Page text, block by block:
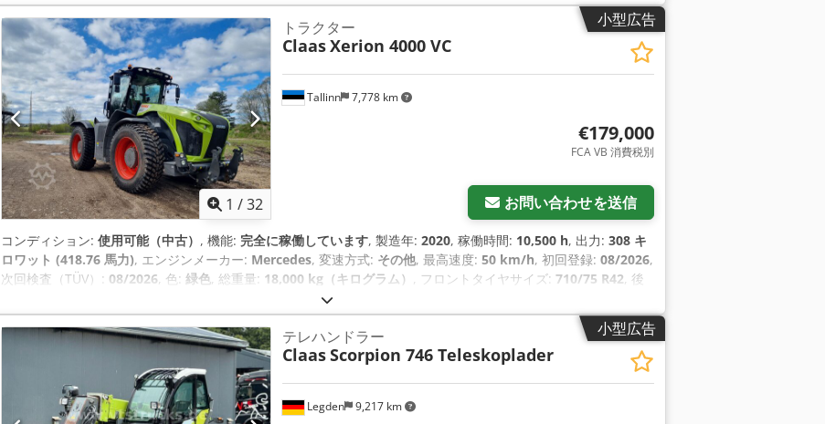
小型広告
1 /32
Tallinn 7,778 km
トラクター
ClaasXerion 4000 VC
€179,000
FCA VB 消費税別
お問い合わせを送信
コンディション: 使用可能（中古） , 機能: 完全に稼働しています, 製造年: 2020, 稼働時間: 10,500 h, 出力: 308 キ
ロワット (418.76 馬力), エンジンメーカー: Mercedes, 変速方式: その他, 最高速度: 50 km/h, 初回登録: 08/2026,
次回検査（TÜV）: 08/2026, 色: 緑色, 総重量: 18,000 kg（キログラム） , フロントタイヤサイズ: 710/75 R42, 後
7,593 mm
エアコン, キャビン, フロントPTO（パワーテイクオフ）, フロントエンドローダー, 油圧, 照明, 追加ヘッドライト,
小型広告
Legden 9,217 km
テレハンドラー
ClaasScorpion 746 Teleskoplader